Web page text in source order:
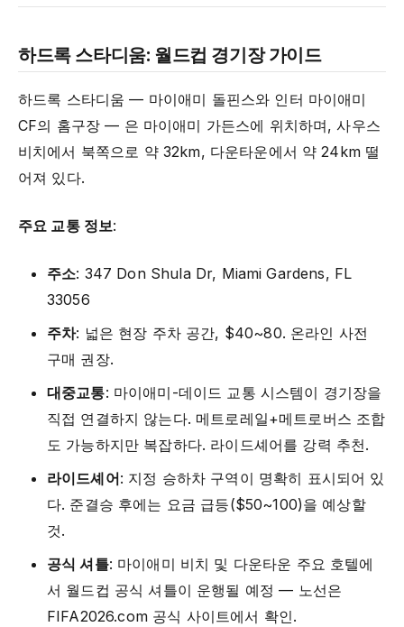
하드록 스타디움: 월드컵 경기장 가이드
하드록 스타디움 — 마이애미 돌핀스와 인터 마이애미
CF의 홈구장 — 은 마이애미 가든스에 위치하며, 사우스
비치에서 북쪽으로 약 32km, 다운타운에서 약 24km 떨
어져 있다.
주요 교통 정보:
주소: 347 Don Shula Dr, Miami Gardens, FL
33056
주차: 넓은 현장 주차 공간, $40~80. 온라인 사전
구매 권장.
대중교통: 마이애미-데이드 교통 시스템이 경기장을
직접 연결하지 않는다. 메트로레일+메트로버스 조합
도 가능하지만 복잡하다. 라이드셰어를 강력 추천.
라이드셰어: 지정 승하차 구역이 명확히 표시되어 있
다. 준결승 후에는 요금 급등($50~100)을 예상할
것.
공식 셔틀: 마이애미 비치 및 다운타운 주요 호텔에
서 월드컵 공식 셔틀이 운행될 예정 — 노선은
FIFA2026.com 공식 사이트에서 확인.